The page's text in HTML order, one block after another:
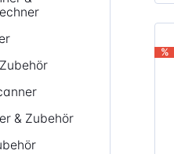
& Zubehör
%